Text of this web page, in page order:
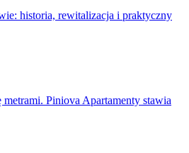
historia, rewitalizacja i praktyczny
Piniova Apartamenty stawia